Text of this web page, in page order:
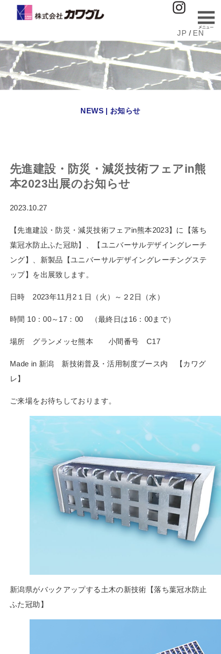
JP / EN
NEWS | お知らせ
先進建設・防災・減災技術フェアin熊
本2023出展のお知らせ
2023.10.27
【先進建設・防災・減災技術フェアin熊本2023】に【落ち
葉冠水防止ふた冠助】、【ユニバーサルデザイングレーチ
ング】、新製品【ユニバーサルデザイングレーチングステ
ップ】を出展致します。
日時 2023年11月2１日（火）～２2日（水）
時間 10：00～17：00 （最終日は16：00まで）
場所 グランメッセ熊本 小間番号 C17
Made in 新潟 新技術普及・活用制度ブース内 【カワグ
レ】
ご来場をお待ちしております。
新潟県がバックアップする土木の新技術【落ち葉冠水防止
ふた冠助】